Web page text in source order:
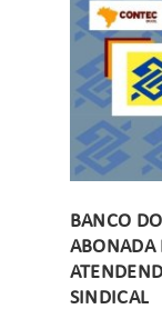
BANCO
SINDICAL